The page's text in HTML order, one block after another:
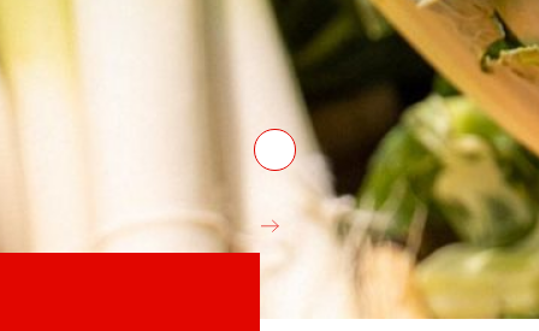
l’experiència de
competitivitat.
Venture Program
De les idees a l’acció, el
de start-ups que revolucionen